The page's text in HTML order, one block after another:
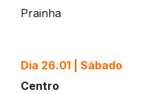
Prainha
Dia 26.01
Sábado
Centro